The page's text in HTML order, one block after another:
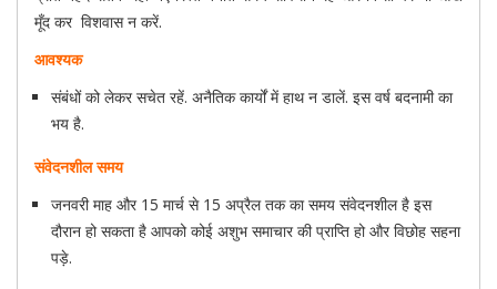
मूँद कर विशवास न करें.
आवश्यक
संबंधों को लेकर सचेत रहें. अनैतिक कार्यों में हाथ न डालें. इस वर्ष बदनामी का
भय है.
संवेदनशील समय
जनवरी माह और 15 मार्च से 15 अप्रैल तक का समय संवेदनशील है इस
दौरान हो सकता है आपको कोई अशुभ समाचार की प्राप्ति हो और विछोह सहना
पड़े.